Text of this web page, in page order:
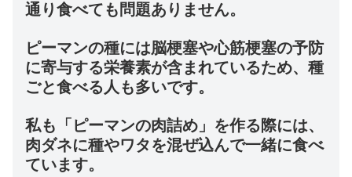
通り食べても問題ありません。
ピーマンの種には脳梗塞や心筋梗塞の予防
に寄与する栄養素が含まれているため、種
ごと食べる人も多いです。
私も「ピーマンの肉詰め」を作る際には、
肉ダネに種やワタを混ぜ込んで一緒に食べ
ています。